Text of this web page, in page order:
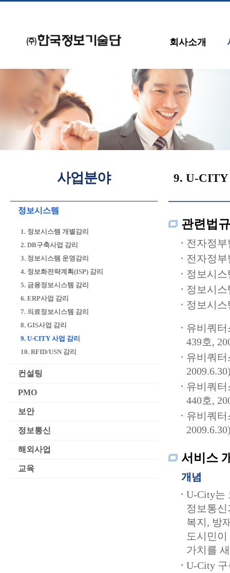
회사소개
9. U-
관련법규
전자정부
전자정부
정보시스
정보시스
정보시
유비쿼
439호,
유비쿼터
유비쿼
440호,
유비쿼터
서비스
개념
U-City는
정보통
복지, 방
도시민
가치를
U-City
사업분야
정보시스템
1. 정보시스템 개별감리
2. DB구축사업 감리
3. 정보시스템 운영감리
4. 정보화전략계획(ISP) 감리
5. 금융정보시스템 감리
6. ERP사업 감리
7. 의료정보시스템 감리
8. GIS사업 감리
9. U-CITY 사업 감리
10. RFID/USN 감리
컨설팅
PMO
보안
정보통신
해외사업
교육